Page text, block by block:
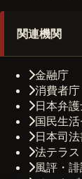
関連機関
金融庁
消費者庁
日本弁
国民生
日本司
法テラス
風評・